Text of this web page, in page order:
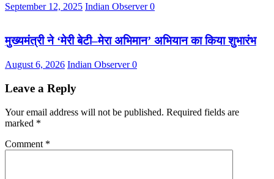
September 12, 2025 Indian Observer0
मुख्यमंत्री ने ‘मेरी बेटी–मेरा अभिमान’ अभियान का किया शुभारंभ
August 6, 2026 Indian Observer0
Leave a Reply
Your email address will not be published. Required fields are
marked *
Comment *